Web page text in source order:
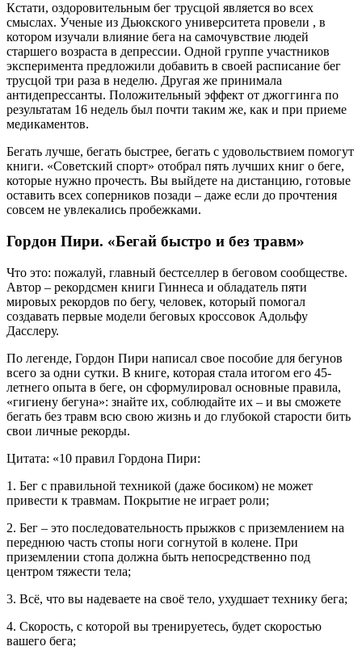
Кстати, оздоровительным бег трусцой является во всех
смыслах. Ученые из Дьюкского университета провели , в
котором изучали влияние бега на самочувствие людей
старшего возраста в депрессии. Одной группе участников
эксперимента предложили добавить в своей расписание бег
трусцой три раза в неделю. Другая же принимала
антидепрессанты. Положительный эффект от джоггинга по
результатам 16 недель был почти таким же, как и при приеме
медикаментов.
Бегать лучше, бегать быстрее, бегать с удовольствием помогут
книги. «Советский спорт» отобрал пять лучших книг о беге,
которые нужно прочесть. Вы выйдете на дистанцию, готовые
оставить всех соперников позади – даже если до прочтения
совсем не увлекались пробежками.
Гордон Пири. «Бегай быстро и без травм»
Что это: пожалуй, главный бестселлер в беговом сообществе.
Автор – рекордсмен книги Гиннеса и обладатель пяти
мировых рекордов по бегу, человек, который помогал
создавать первые модели беговых кроссовок Адольфу
Дасслеру.
По легенде, Гордон Пири написал свое пособие для бегунов
всего за одни сутки. В книге, которая стала итогом его 45-
летнего опыта в беге, он сформулировал основные правила,
«гигиену бегуна»: знайте их, соблюдайте их – и вы сможете
бегать без травм всю свою жизнь и до глубокой старости бить
свои личные рекорды.
Цитата: «10 правил Гордона Пири:
1. Бег с правильной техникой (даже босиком) не может
привести к травмам. Покрытие не играет роли;
2. Бег – это последовательность прыжков с приземлением на
переднюю часть стопы ноги согнутой в колене. При
приземлении стопа должна быть непосредственно под
центром тяжести тела;
3. Всё, что вы надеваете на своё тело, ухудшает технику бега;
4. Скорость, с которой вы тренируетесь, будет скоростью
вашего бега;